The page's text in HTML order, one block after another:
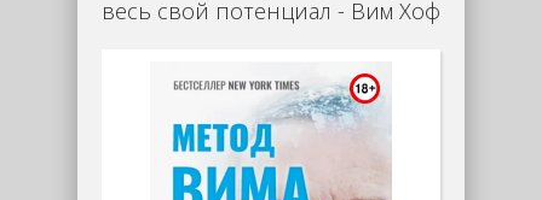
весь свой потенциал - Вим Хоф